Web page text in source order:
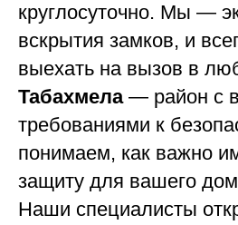
круглосуточно. Мы —
вскрытия замков, и
выехать на вызов в
Табахмела— район с
требованиями к
понимаем, как важно
защиту для вашего
Наши специалисты